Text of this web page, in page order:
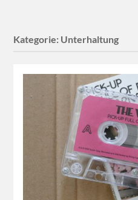
Kategorie: Unterhaltung